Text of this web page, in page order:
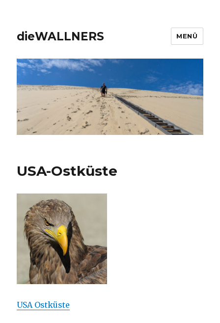
dieWALLNERS MENÜ
USA-Ostküste
USA Ostküste